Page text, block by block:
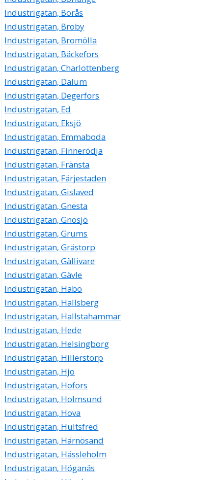
Industrigatan, Borås
Industrigatan, Broby
Industrigatan, Bromölla
Industrigatan, Bäckefors
Industrigatan, Charlottenberg
Industrigatan, Dalum
Industrigatan, Degerfors
Industrigatan, Ed
Industrigatan, Eksjö
Industrigatan, Emmaboda
Industrigatan, Finnerödja
Industrigatan, Fränsta
Industrigatan, Färjestaden
Industrigatan, Gislaved
Industrigatan, Gnesta
Industrigatan, Gnosjö
Industrigatan, Grums
Industrigatan, Grästorp
Industrigatan, Gällivare
Industrigatan, Gävle
Industrigatan, Habo
Industrigatan, Hallsberg
Industrigatan, Hallstahammar
Industrigatan, Hede
Industrigatan, Helsingborg
Industrigatan, Hillerstorp
Industrigatan, Hjo
Industrigatan, Hofors
Industrigatan, Holmsund
Industrigatan, Hova
Industrigatan, Hultsfred
Industrigatan, Härnösand
Industrigatan, Hässleholm
Industrigatan, Höganäs